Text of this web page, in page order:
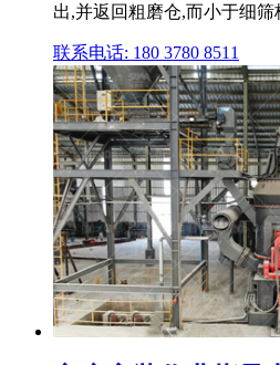
出,并返回粗磨仓,而小于细
联系电话: 180 3780 8511